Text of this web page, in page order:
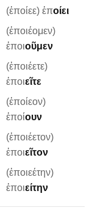
(ἐποίεε) ἐποίει
(ἐποιέομεν)
ἐποιοῦμεν
(ἐποιέετε)
ἐποιεῖτε
(ἐποίεον)
ἐποίουν
(ἐποιέετον)
ἐποιεῖτον
(ἐποιεέτην)
ἐποιείτην